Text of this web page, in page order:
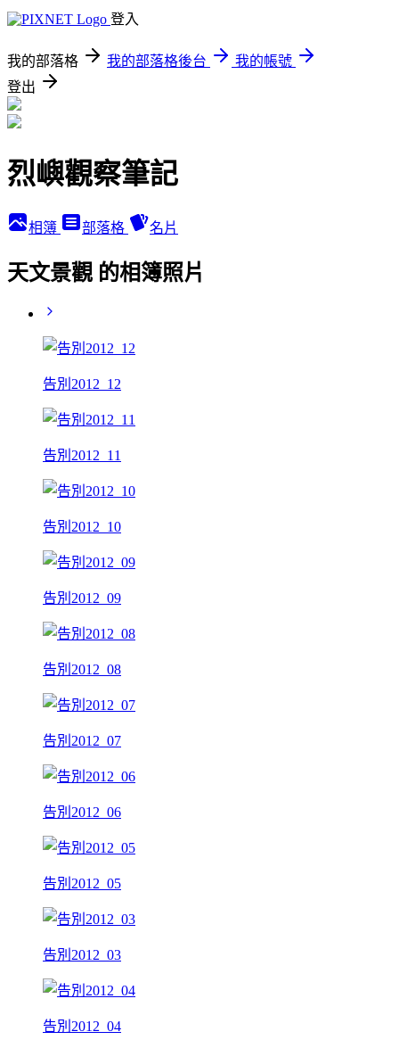
登入
我的部落格 我的部落格後台
我的帳號
登出
烈嶼觀察筆記
相簿 部落格 名片
天文景觀 的相簿照片
告別2012_12
告別2012_11
告別2012_10
告別2012_09
告別2012_08
告別2012_07
告別2012_06
告別2012_05
告別2012_03
告別2012_04